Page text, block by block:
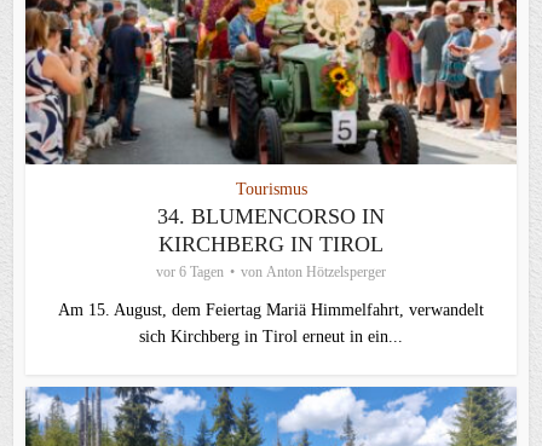
Tourismus
34. BLUMENCORSO IN
KIRCHBERG IN TIROL
vor 6 Tagen von Anton Hötzelsperger
Am 15. August, dem Feiertag Mariä Himmelfahrt, verwandelt
sich Kirchberg in Tirol erneut in ein...